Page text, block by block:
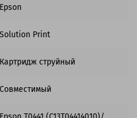
Epson
Solution Print
Картридж струйный
Совместимый